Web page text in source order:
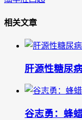
相关文章
肝源性糖尿
谷志勇：蜂